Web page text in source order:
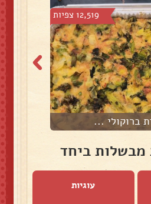
12,519 צפיות
ברוקולי ...
מבשלות ביחד
עוגיות